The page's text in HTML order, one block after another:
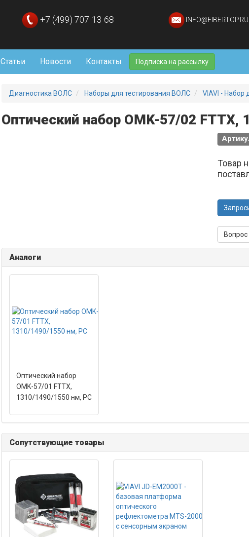
+7 (499) 707-13-68 INFO@FIBERTOP.RU
Статьи Новости Контакты Подписка на рассылку
Диагностика ВОЛС Наборы для тестирования ВОЛС VIAVI - Набор
Оптический набор OMK-57/02 FTTX,
Товар
Аналоги
Оптический набор
OMK-57/01 FTTX,
1310/1490/1550 нм, PC
Сопутствующие товары